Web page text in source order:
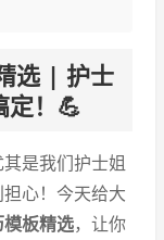
选 | 护士
定！💪
是我们护士姐
心！今天给大
板精选，让你